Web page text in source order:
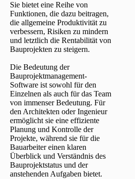
Sie bietet eine Reihe von
Funktionen, die dazu beitragen,
die allgemeine Produktivität zu
verbessern, Risiken zu mindern
und letztlich die Rentabilität von
Bauprojekten zu steigern.
Die Bedeutung der
Bauprojektmanagement-
Software ist sowohl für den
Einzelnen als auch für das Team
von immenser Bedeutung. Für
den Architekten oder Ingenieur
ermöglicht sie eine effiziente
Planung und Kontrolle der
Projekte, während sie für die
Bauarbeiter einen klaren
Überblick und Verständnis des
Bauprojektstatus und der
anstehenden Aufgaben bietet.